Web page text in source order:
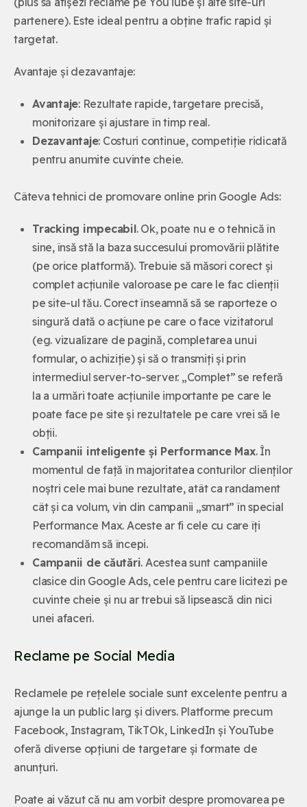
partenere). Este ideal pentru a obține trafic rapid și
targetat.
Avantaje și dezavantaje:
Avantaje: Rezultate rapide, targetare precisă,
monitorizare și ajustare în timp real.
Dezavantaje: Costuri continue, competiție ridicată
pentru anumite cuvinte cheie.
Câteva tehnici de promovare online prin Google Ads:
Tracking impecabil. Ok, poate nu e o tehnică în
sine, însă stă la baza succesului promovării plătite
(pe orice platformă). Trebuie să măsori corect și
complet acțiunile valoroase pe care le fac clienții
pe site-ul tău. Corect înseamnă să se raporteze o
singură dată o acțiune pe care o face vizitatorul
(eg. vizualizare de pagină, completarea unui
formular, o achiziție) și să o transmiți și prin
intermediul server-to-server. „Complet” se referă
la a urmări toate acțiunile importante pe care le
poate face pe site și rezultatele pe care vrei să le
obții.
Campanii inteligente și Performance Max. În
momentul de față în majoritatea conturilor clienților
noștri cele mai bune rezultate, atât ca randament
cât și ca volum, vin din campanii „smart” în special
Performance Max. Aceste ar fi cele cu care îți
recomandăm să începi.
Campanii de căutări. Acestea sunt campaniile
clasice din Google Ads, cele pentru care licitezi pe
cuvinte cheie și nu ar trebui să lipsească din nici
unei afaceri.
Reclame pe Social Media
Reclamele pe rețelele sociale sunt excelente pentru a
ajunge la un public larg și divers. Platforme precum
Facebook, Instagram, TikTOk, LinkedIn și YouTube
oferă diverse opțiuni de targetare și formate de
anunțuri.
Poate ai văzut că nu am vorbit despre promovarea pe